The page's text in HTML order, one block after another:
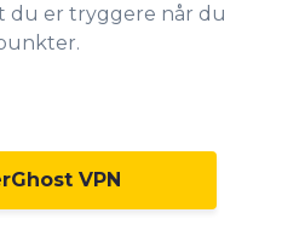
du er tryggere når du
VPN